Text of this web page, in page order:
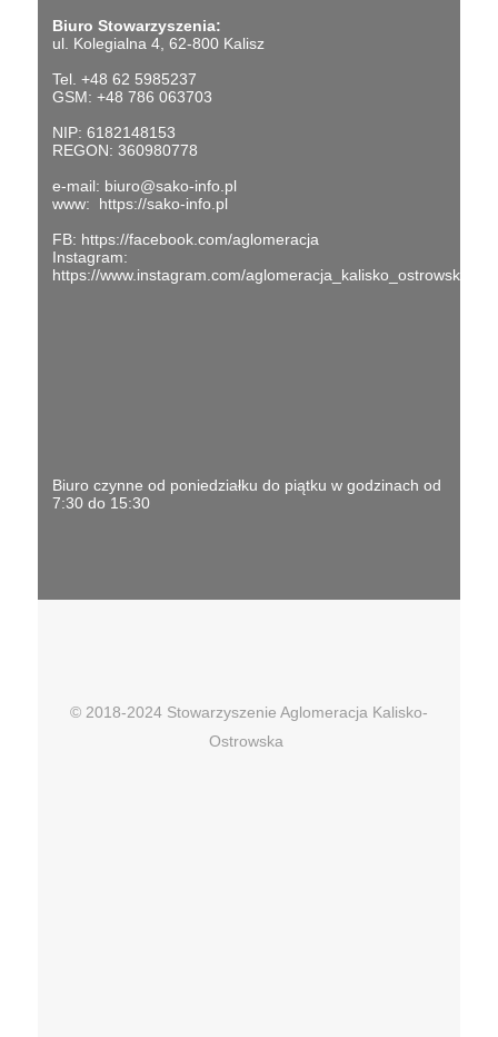
Biuro Stowarzyszenia:
ul. Kolegialna 4, 62-800 Kalisz
Tel. +48 62 5985237
GSM: +48 786 063703
NIP: 6182148153
REGON: 360980778
e-mail: biuro@sako-info.pl
www:
https://sako-info.pl
FB: https://facebook.com/aglomeracja
Instagram:
https://www.instagram.com/aglomeracja_kalisko_ostrowska/
Biuro czynne od poniedziałku do piątku w godzinach od
7:30 do 15:30
© 2018-2024 Stowarzyszenie Aglomeracja Kalisko-
Ostrowska